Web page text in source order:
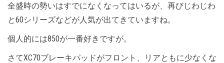
全盛時の勢いはすでになくなってはいるが、再びじわじわ
と60シリーズなどが人気が出てきていますね。
個人的には850が一番好きですが。
さてXC70ブレーキパッドがフロント、リアともに少なくな